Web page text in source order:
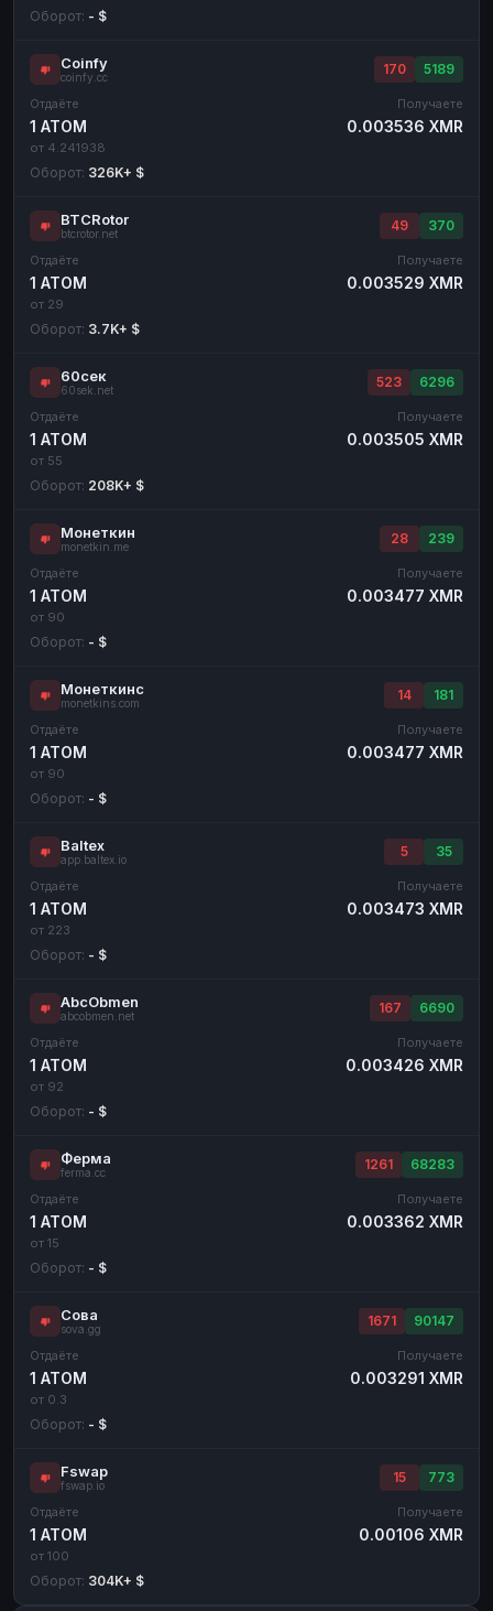
Оборот: - $
Coinfy
coinfy.cc
170 5189
Отдаёте
1 ATOM
от 4.241938
Получаете
0.003536 XMR
Оборот: 326K+ $
BTCRotor
btcrotor.net
49 370
Отдаёте
1 ATOM
от 29
Получаете
0.003529 XMR
Оборот: 3.7K+ $
60сек
60sek.net
523 6296
Отдаёте
1 ATOM
от 55
Получаете
0.003505 XMR
Оборот: 208K+ $
Монеткин
monetkin.me
28 239
Отдаёте
1 ATOM
от 90
Получаете
0.003477 XMR
Оборот: - $
Монеткинс
monetkins.com
14 181
Отдаёте
1 ATOM
от 90
Получаете
0.003477 XMR
Оборот: - $
Baltex
app.baltex.io
5 35
Отдаёте
1 ATOM
от 223
Получаете
0.003473 XMR
Оборот: - $
AbcObmen
abcobmen.net
167 6690
Отдаёте
1 ATOM
от 92
Получаете
0.003426 XMR
Оборот: - $
Ферма
ferma.cc
1261 68283
Отдаёте
1 ATOM
от 15
Получаете
0.003362 XMR
Оборот: - $
Сова
sova.gg
1671 90147
Отдаёте
1 ATOM
от 0.3
Получаете
0.003291 XMR
Оборот: - $
Fswap
fswap.io
15 773
Отдаёте
1 ATOM
от 100
Получаете
0.00106 XMR
Оборот: 304K+ $